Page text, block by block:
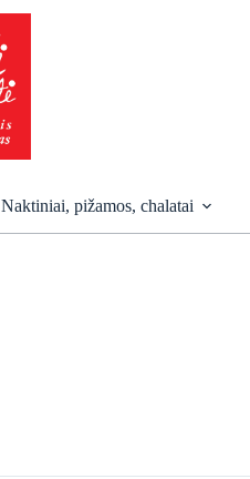
Naktiniai, pižamos, chalatai